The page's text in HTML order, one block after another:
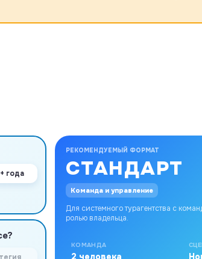
года
РЕКОМЕНДУЕМЫЙ ФОРМАТ
СТАНДАРТ
Команда и управление
Для системного турагентства с
ролью владельца.
КОМАНДА
2 человека